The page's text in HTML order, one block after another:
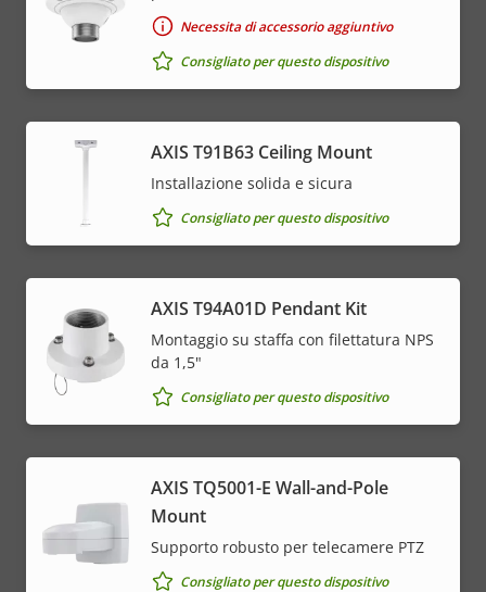
Necessita di accessorio aggiuntivo
Consigliato per questo dispositivo
AXIS T91B63 Ceiling Mount
Installazione solida e sicura
Consigliato per questo dispositivo
AXIS T94A01D Pendant Kit
Montaggio su staffa con filettatura NPS
da 1,5"
Consigliato per questo dispositivo
AXIS TQ5001-E Wall-and-Pole
Mount
Supporto robusto per telecamere PTZ
Consigliato per questo dispositivo